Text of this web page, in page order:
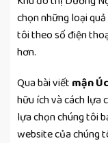
chọn những loại
tôi theo số điện
hơn.
Qua bài viết mận Úc
hữu ích và cách lựa
lựa chọn chúng tôi
website của chúng